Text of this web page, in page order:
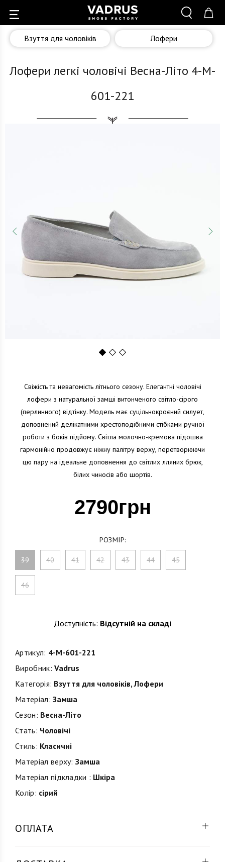
Взуття для чоловіків Лофери
Лофери легкі чоловічі Весна-Літо 4-M-
601-221
123
Свіжість та невагомість літнього сезону. Елегантні чоловічі
лофери з натуральної замші витонченого світло-сірого
(перлинного) відтінку. Модель має суцільнокроєний силует,
доповнений делікатними хрестоподібними стібками ручної
роботи з боків підйому. Світла молочно-кремова підошва
гармонійно продовжує ніжну палітру верху, перетворюючи
цю пару на ідеальне доповнення до світлих лляних брюк,
білих чиносів або шортів.
2790грн
РОЗМІР:
39 40 41 42 43 44 45
46
Доступність: Відсутній на складі
Артикул: 4-M-601-221
Виробник: Vadrus
Категорія: Взуття для чоловіків,Лофери
Матеріал: Замша
Сезон: Весна-Літо
Стать: Чоловічі
Стиль: Класичні
Матеріал верху: Замша
Матеріал підкладки : Шкіра
Колір: сірий
ОПЛАТА